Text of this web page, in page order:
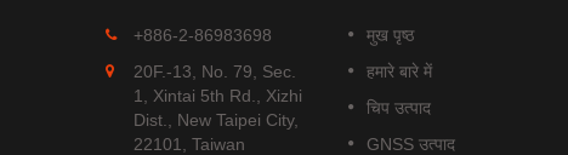
+886-2-86983698
20F.-13, No. 79, Sec.
1, Xintai 5th Rd., Xizhi
Dist., New Taipei City,
22101, Taiwan
मुख पृष्ठ
हमारे बारे में
चिप उत्पाद
GNSS उत्पाद
MGS-1513-52Q
MGS-1513-52Q एक पूर्ण स्टैंडअलोन
मल्टी-फ्रीक्वेंसी GNSS स्मार्ट एंटीना
मॉड्यूल है,...